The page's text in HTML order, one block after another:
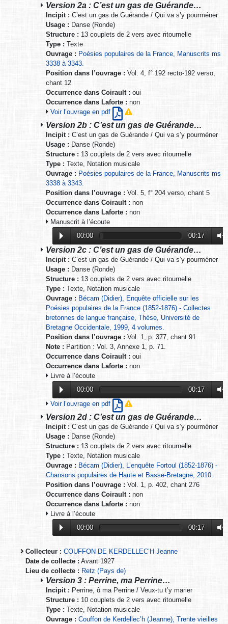
Version 2a : C’est un gas de Guérande…
Incipit : C’est un gas de Guérande / Qui va s’y pourméner
Usage : Danse (Ronde)
Structure : 13 couplets de 2 vers avec ritournelle
Type : Texte
Ouvrage : Poésies populaires de la France, Manuscrits ms
3338 à 3343.
Position dans l’ouvrage : Vol. 4, f° 192 recto-192 verso,
chant 12
Occurrence dans Coirault : oui
Occurrence dans Laforte : non
Voir l’ouvrage en pdf
Version 2b : C’est un gas de Guérande…
Incipit : C’est un gas de Guérande / Qui va s’y pourméner
Usage : Danse (Ronde)
Structure : 13 couplets de 2 vers avec ritournelle
Type : Texte, Notation musicale
Ouvrage : Poésies populaires de la France, Manuscrits ms
3338 à 3343.
Position dans l’ouvrage : Vol. 5, f° 204 verso, chant 5
Occurrence dans Coirault : non
Occurrence dans Laforte : non
Manuscrit à l’écoute
00:00
00:17
Version 2c : C’est un gas de Guérande…
Incipit : C’est un gas de Guérande / Qui va s’y pourméner
Usage : Danse (Ronde)
Structure : 13 couplets de 2 vers avec ritournelle
Type : Texte, Notation musicale
Ouvrage : Bécam (Didier), Enquête officielle sur les
Poésies populaires de la France (1852-1876) - Collectes
bretonnes de langue française, Thèse, Université de
Bretagne Occidentale, 1999, 4 volumes.
Position dans l’ouvrage : Vol. 1, p. 377, chant 91
Note : Partition : Vol. 3, Annexe 1, p. 71.
Occurrence dans Coirault : oui
Occurrence dans Laforte : non
Livre à l’écoute
00:00
00:17
Voir l’ouvrage en pdf
Version 2d : C’est un gas de Guérande…
Incipit : C’est un gas de Guérande / Qui va s’y pourméner
Usage : Danse (Ronde)
Structure : 13 couplets de 2 vers avec ritournelle
Type : Texte, Notation musicale
Ouvrage : Bécam (Didier), L’enquête Fortoul (1852-1876) -
Chansons populaires de Haute et Basse-Bretagne, 2010.
Position dans l’ouvrage : Vol. 1, p. 402, chant 276
Occurrence dans Coirault : non
Occurrence dans Laforte : non
Livre à l’écoute
00:00
00:17
Collecteur : COUFFON DE KERDELLEC’H Jeanne
Date de collecte : Avant 1927
Lieu de collecte : Retz (Pays de)
Version 3 : Perrine, ma Perrine…
Incipit : Perrine, ô ma Perrine / Veux-tu t’y marier
Structure : 10 couplets de 2 vers avec ritournelle
Type : Texte, Notation musicale
Ouvrage : Couffon de Kerdellec’h (Jeanne), Trente vieilles